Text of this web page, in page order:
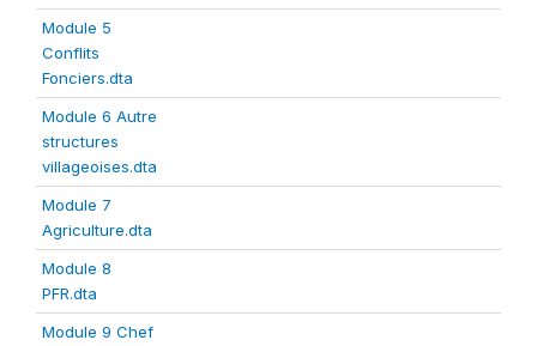
Module 5
Conflits
Fonciers.dta
Module 6 Autre
structures
villageoises.dta
Module 7
Agriculture.dta
Module 8
PFR.dta
Module 9 Chef